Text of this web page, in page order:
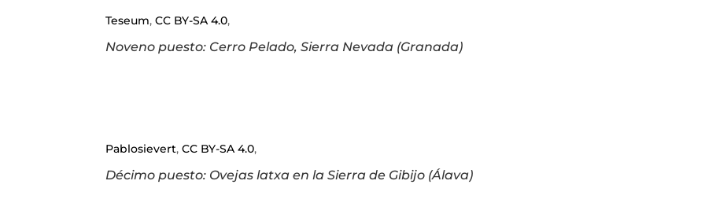
Teseum,CC BY-SA 4.0,
Noveno puesto: Cerro Pelado, Sierra Nevada (Granada)
Pablosievert,CC BY-SA 4.0,
Décimo puesto: Ovejas latxa en la Sierra de Gibijo (Álava)